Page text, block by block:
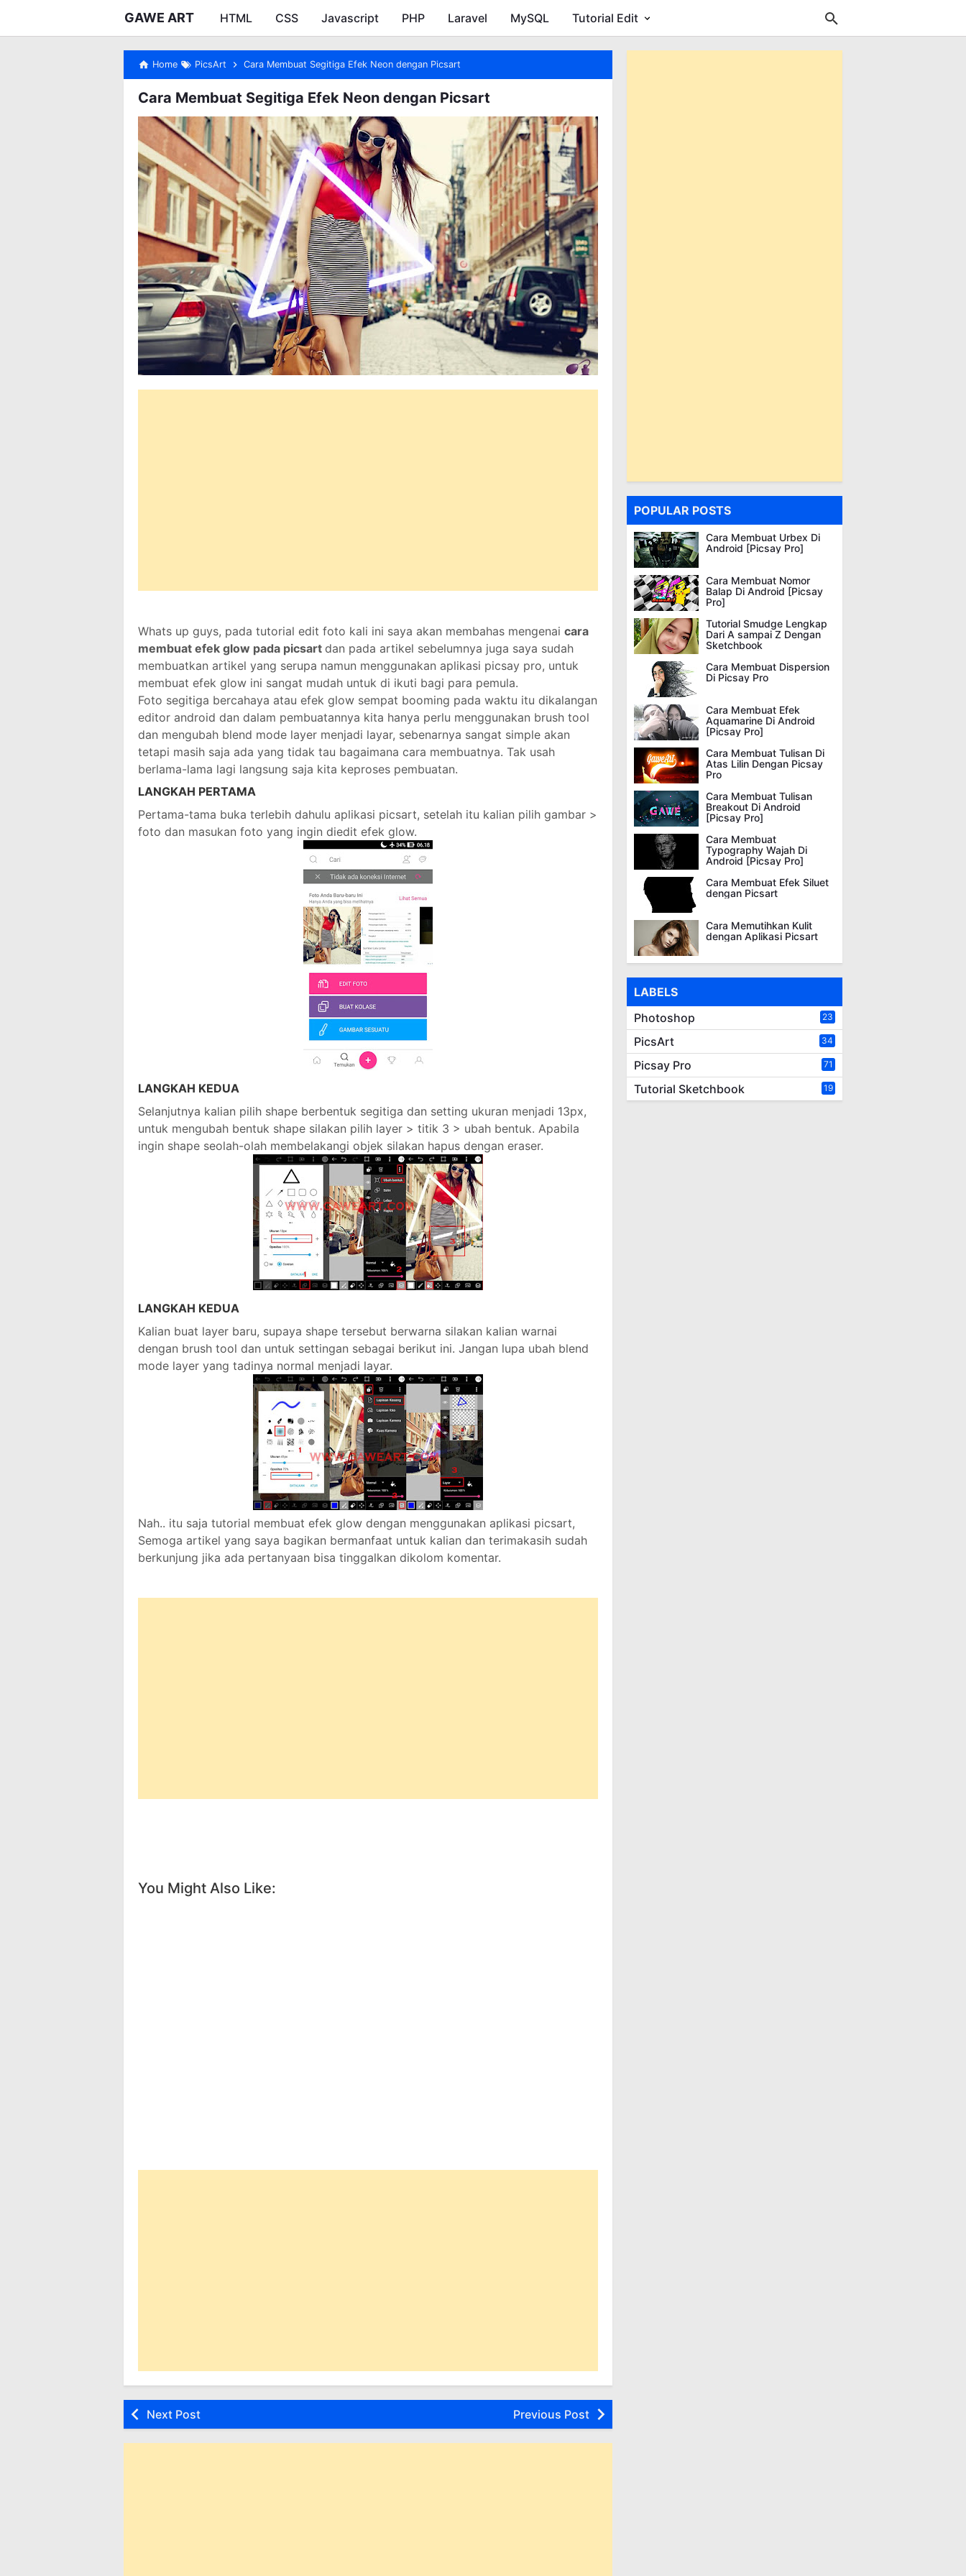
Skip to main content
GAWE ART HTML CSS Javascript PHP Laravel MySQL Tutorial Edit
Home PicsArt Cara Membuat Segitiga Efek Neon dengan Picsart
Cara Membuat Segitiga Efek Neon dengan Picsart
Whats up guys, pada tutorial edit foto kali ini saya akan membahas mengenai cara
membuat efek glow pada picsart dan pada artikel sebelumnya juga saya sudah
membuatkan artikel yang serupa namun menggunakan aplikasi picsay pro, untuk
membuat efek glow ini sangat mudah untuk di ikuti bagi para pemula.
Foto segitiga bercahaya atau efek glow sempat booming pada waktu itu dikalangan
editor android dan dalam pembuatannya kita hanya perlu menggunakan brush tool
dan mengubah blend mode layer menjadi layar, sebenarnya sangat simple akan
tetapi masih saja ada yang tidak tau bagaimana cara membuatnya. Tak usah
berlama-lama lagi langsung saja kita keproses pembuatan.
LANGKAH PERTAMA
Pertama-tama buka terlebih dahulu aplikasi picsart, setelah itu kalian pilih gambar >
foto dan masukan foto yang ingin diedit efek glow.
LANGKAH KEDUA
Selanjutnya kalian pilih shape berbentuk segitiga dan setting ukuran menjadi 13px,
untuk mengubah bentuk shape silakan pilih layer > titik 3 > ubah bentuk. Apabila
ingin shape seolah-olah membelakangi objek silakan hapus dengan eraser.
LANGKAH KEDUA
Kalian buat layer baru, supaya shape tersebut berwarna silakan kalian warnai
dengan brush tool dan untuk settingan sebagai berikut ini. Jangan lupa ubah blend
mode layer yang tadinya normal menjadi layar.
Nah.. itu saja tutorial membuat efek glow dengan menggunakan aplikasi picsart,
Semoga artikel yang saya bagikan bermanfaat untuk kalian dan terimakasih sudah
berkunjung jika ada pertanyaan bisa tinggalkan dikolom komentar.
You Might Also Like:
Next Post Previous Post
POPULAR POSTS
Cara Membuat Urbex Di
Android [Picsay Pro]
Cara Membuat Nomor
Balap Di Android [Picsay
Pro]
Tutorial Smudge Lengkap
Dari A sampai Z Dengan
Sketchbook
Cara Membuat Dispersion
Di Picsay Pro
Cara Membuat Efek
Aquamarine Di Android
[Picsay Pro]
Cara Membuat Tulisan Di
Atas Lilin Dengan Picsay
Pro
Cara Membuat Tulisan
Breakout Di Android
[Picsay Pro]
Cara Membuat
Typography Wajah Di
Android [Picsay Pro]
Cara Membuat Efek Siluet
dengan Picsart
Cara Memutihkan Kulit
dengan Aplikasi Picsart
LABELS
Photoshop
23
PicsArt 34
Picsay Pro 71
Tutorial Sketchbook 19